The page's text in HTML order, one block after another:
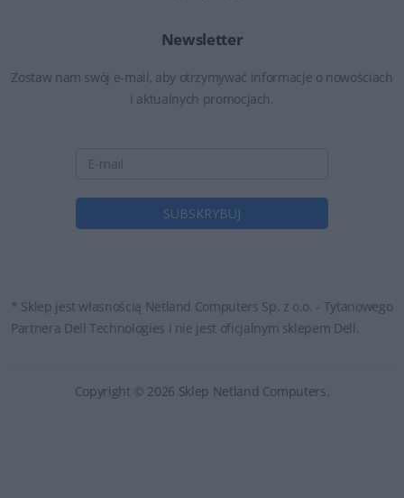
Newsletter
Zostaw nam swój e-mail, aby otrzymywać informacje o nowościach
i aktualnych promocjach.
* Sklep jest własnością Netland Computers Sp. z o.o. - Tytanowego
Partnera Dell Technologies i nie jest oficjalnym sklepem Dell.
Copyright © 2026 Sklep Netland Computers.